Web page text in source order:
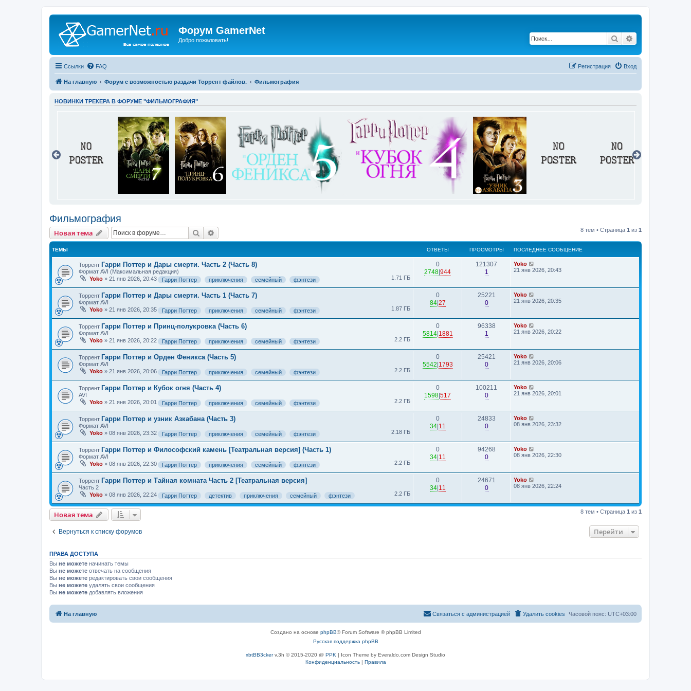
Форум GamerNet
Добро пожаловать! Поиск
Ссылки FAQ Вход
Регистрация
На главную Форум с возможностью раздачи Торрент файлов. Фильмография
НОВИНКИ ТРЕКЕРА В ФОРУМЕ "ФИЛЬМОГРАФИЯ"
Фильмография
Новая тема Поиск 8 тем • Страница 1 из 1
ТЕМЫ ОТВЕТЫ ПРОСМОТРЫ ПОСЛЕДНЕЕ СООБЩЕНИЕ
Торрент Гарри Поттер и Дары смерти. Часть 2 (Часть 8)
Формат AVI (Максимальная редакция)
Yoko » 21 янв 2026, 20:43 1.71 ГБ
Гарри Поттер приключения семейный фэнтези
0
2748 944
121307
1
Yoko
21 янв 2026, 20:43
Торрент Гарри Поттер и Дары смерти. Часть 1 (Часть 7)
Формат AVI
Yoko » 21 янв 2026, 20:35 1.87 ГБ
Гарри Поттер приключения семейный фэнтези
0
84| 27
25221
0
Yoko
21 янв 2026, 20:35
Торрент Гарри Поттер и Принц-полукровка (Часть 6)
Формат AVI
Yoko » 21 янв 2026, 20:22 2.2 ГБ
Гарри Поттер приключения семейный фэнтези
0
5814| 1881
96338
1
Yoko
21 янв 2026, 20:22
Торрент Гарри Поттер и Орден Феникса (Часть 5)
Формат AVI
Yoko » 21 янв 2026, 20:06 2.2 ГБ
Гарри Поттер приключения семейный фэнтези
0
5542 1793
25421
0
Yoko
21 янв 2026, 20:06
Торрент Гарри Поттер и Кубок огня (Часть 4)
AVI
Yoko » 21 янв 2026, 20:01 2.2 ГБ
Гарри Поттер приключения семейный фэнтези
0
1598 517
100211
0
Yoko
21 янв 2026, 20:01
Торрент Гарри Поттер и узник Азкабана (Часть 3)
Формат AVI
Yoko » 08 янв 2026, 23:32 2.18 ГБ
Гарри Поттер приключения семейный фэнтези
0
34| 11
24833
0
Yoko
08 янв 2026, 23:32
Торрент Гарри Поттер и Философский камень [Театральная версия] (Часть 1)
Формат AVI
Yoko » 08 янв 2026, 22:30 2.2 ГБ
Гарри Поттер приключения семейный фэнтези
0
34| 11
94268
0
Yoko
08 янв 2026, 22:30
Торрент Гарри Поттер и Тайная комната Часть 2 [Театральная версия]
Часть 2
Yoko » 08 янв 2026, 22:24 2.2 ГБ
Гарри Поттер детектив приключения семейный фэнтези
0
34| 11
24671
0
Yoko
08 янв 2026, 22:24
Новая тема 8 тем • Страница 1 из 1
Вернуться к списку форумов Перейти
ПРАВА ДОСТУПА
Вы не можете начинать темы
Вы не можете отвечать на сообщения
Вы не можете редактировать свои сообщения
Вы не можете удалять свои сообщения
Вы не можете добавлять вложения
На главную Часовой пояс: UTC+03:00
Удалить cookies
Связаться с администрацией
Создано на основе phpBB® Forum Software © phpBB Limited
Русская поддержка phpBB
xbtBB3ckerv.3h © 2015-2020 @ PPK | Icon Theme by Everaldo.com Design Studio
Конфиденциальность| Правила